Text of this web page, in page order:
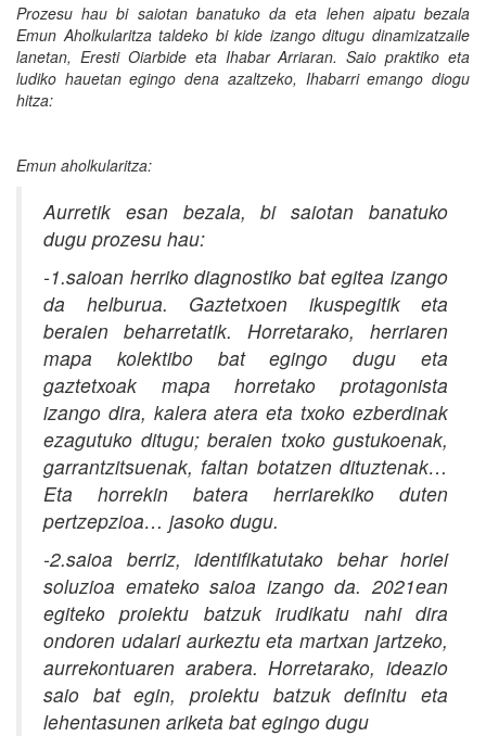
Prozesu hau bi saiotan banatuko da eta lehen aipatu bezala
Emun Aholkularitza taldeko bi kide izango ditugu dinamizatzaile
lanetan, Eresti Oiarbide eta Ihabar Arriaran. Saio praktiko eta
ludiko hauetan egingo dena azaltzeko, Ihabarri emango diogu
hitza:
Emun aholkularitza:
Aurretik esan bezala, bi saiotan banatuko
dugu prozesu hau:
-1.saioan herriko diagnostiko bat egitea izango
da helburua. Gaztetxoen ikuspegitik eta
beraien beharretatik. Horretarako, herriaren
mapa kolektibo bat egingo dugu eta
gaztetxoak mapa horretako protagonista
izango dira, kalera atera eta txoko ezberdinak
ezagutuko ditugu; beraien txoko gustukoenak,
garrantzitsuenak, faltan botatzen dituztenak…
Eta horrekin batera herriarekiko duten
pertzepzioa… jasoko dugu.
-2.saioa berriz, identifikatutako behar horiei
soluzioa emateko saioa izango da. 2021ean
egiteko proiektu batzuk irudikatu nahi dira
ondoren udalari aurkeztu eta martxan jartzeko,
aurrekontuaren arabera. Horretarako, ideazio
saio bat egin, proiektu batzuk definitu eta
lehentasunen ariketa bat egingo dugu